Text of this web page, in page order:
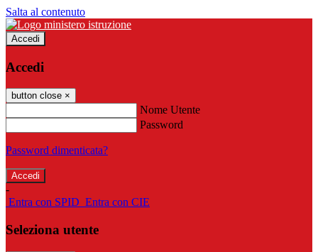
Salta al contenuto
Accedi
Accedi
button close ×
Nome Utente
Password
Password dimenticata?
-
Entra con SPID Entra con CIE
Seleziona utente